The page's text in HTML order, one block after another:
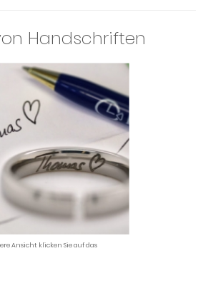
Handschriften
Ansicht klicken Sie auf das